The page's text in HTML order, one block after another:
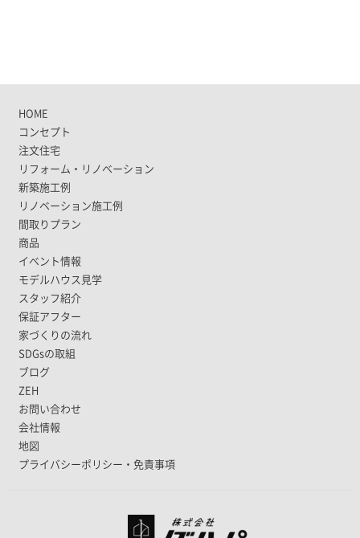
HOME
コンセプト
注文住宅
リフォーム・リノベーション
新築施工例
リノベーション施工例
間取りプラン
商品
イベント情報
モデルハウス見学
スタッフ紹介
保証アフター
家づくりの流れ
SDGsの取組
ブログ
ZEH
お問い合わせ
会社情報
地図
プライバシーポリシー・免責事項